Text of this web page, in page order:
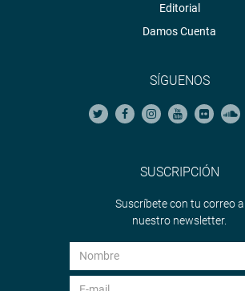
Editorial
Damos Cuenta
SÍGUENOS
SUSCRIPCIÓN
Suscríbete con tu correo a
nuestro newsletter.